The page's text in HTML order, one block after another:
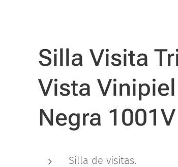
Silla Visita
Vista Vinipiel
Negra 1001V
Silla de visitas.